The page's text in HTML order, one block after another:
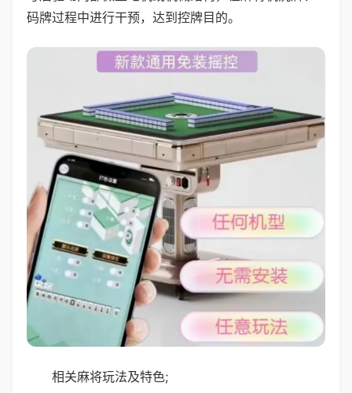
码牌过程中进行干预，达到控牌目的。
相关麻将玩法及特色;